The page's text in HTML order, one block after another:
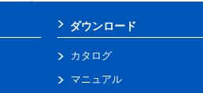
ダウンロード
カタログ
マニュアル